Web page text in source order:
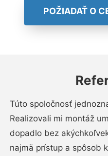
POŽIADAŤ O
Túto spoločnosť
Realizovali mi montáž
dopadlo bez
najmä prístup a spôsob